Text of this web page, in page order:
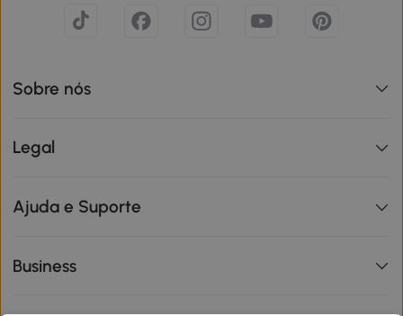
Sobre nós
Legal
Ajuda e Suporte
Business